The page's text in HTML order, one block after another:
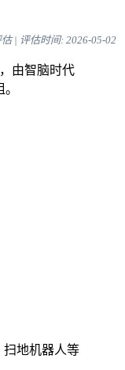
| 评估时间: 2026-05-02
由智脑时代
扫地机器人等